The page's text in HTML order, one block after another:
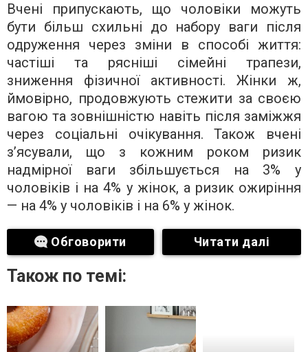
Вчені припускають, що чоловіки можуть
бути більш схильні до набору ваги після
одруження через зміни в способі життя:
частіші та рясніші сімейні трапези,
зниження фізичної активності. Жінки ж,
ймовірно, продовжують стежити за своєю
вагою та зовнішністю навіть після заміжжя
через соціальні очікування. Також вчені
з’ясували, що з кожним роком ризик
надмірної ваги збільшується на 3% у
чоловіків і на 4% у жінок, а ризик ожиріння
— на 4% у чоловіків і на 6% у жінок.
Обговорити Читати далі
Також по темі: